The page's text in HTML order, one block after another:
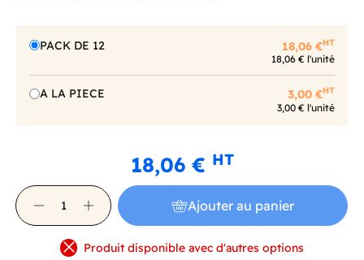
PACK DE 12 18,06 €HT
18,06 € l'unité
A LA PIECE 3,00 €HT
3,00 € l'unité
18,06 € HT
Ajouter au panier
Produit disponible avec d'autres options